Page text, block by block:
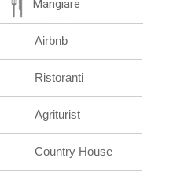
Mangiare
Airbnb
Ristoranti
Agriturist
Country House